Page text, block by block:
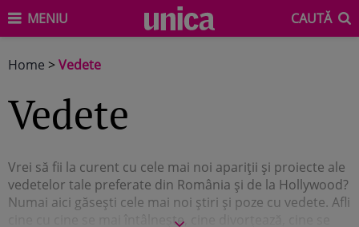
MENIU CAUTĂ
Home >Vedete
Vedete
Vrei să fii la curent cu cele mai noi apariţii şi proiecte ale
vedetelor tale preferate din România şi de la Hollywood?
Numai aici găseşti cele mai noi ştiri şi poze cu vedete. Afli
cine cu cine se mai întâlneşte, cine divorţează, cine se